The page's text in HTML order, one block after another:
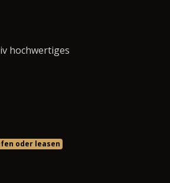
hochwertiges
oder leasen